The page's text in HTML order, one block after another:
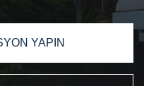
YAPIN